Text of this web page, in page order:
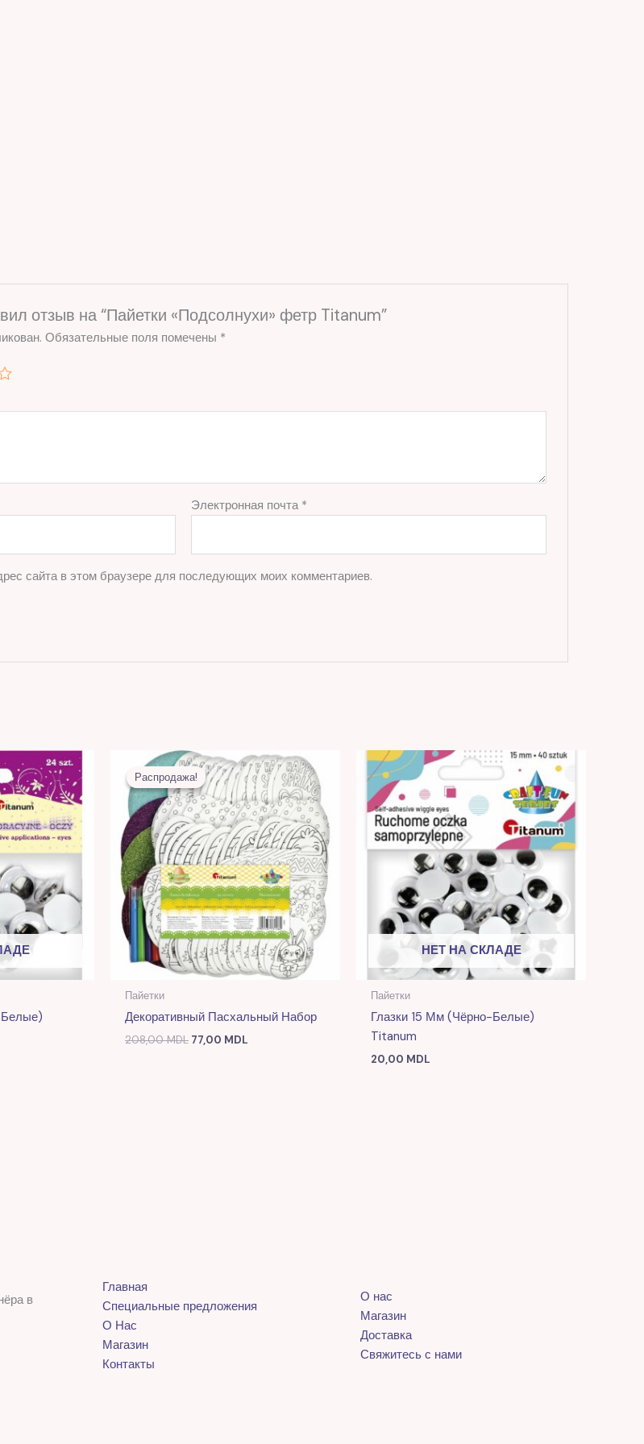
отзыв на “Пайетки «Подсолнухи» фетр Titanum”
Обязательные поля помечены *
Электронная почта *
сайта в этом браузере для последующих моих комментариев.
Распродажа!
Распродажа!
Пайетки
Декоративный Пасхальный Набор
208,00MDL
Первоначальная
цена
составляла
208,00 MDL.
77,00 MDL
Текущая
цена:
77,00 MDL.
НЕТ НА СКЛАДЕ
Пайетки
Глазки 15 Мм (чёрно-Белые)
Titanum
20,00 MDL
в
Главная
Специальные предложения
О Нас
Магазин
Контакты
О нас
Магазин
Доставка
Свяжитесь с нами